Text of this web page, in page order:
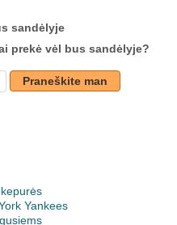
sandėlyje
prekė vėl bus sandėlyje?
Praneškite man
Yankees